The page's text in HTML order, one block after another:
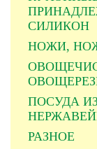
СИЛИКОН
НОЖИ,
ПОСУДА
РАЗНОЕ